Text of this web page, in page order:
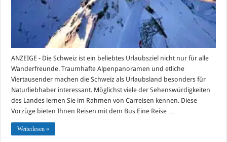
ANZEIGE - Die Schweiz ist ein beliebtes Urlaubsziel nicht nur für alle
Wanderfreunde. Traumhafte Alpenpanoramen und etliche
Viertausender machen die Schweiz als Urlaubsland besonders für
Naturliebhaber interessant. Möglichst viele der Sehenswürdigkeiten
des Landes lernen Sie im Rahmen von Carreisen kennen. Diese
Vorzüge bieten Ihnen Reisen mit dem Bus Eine Reise …
Weiterlesen »